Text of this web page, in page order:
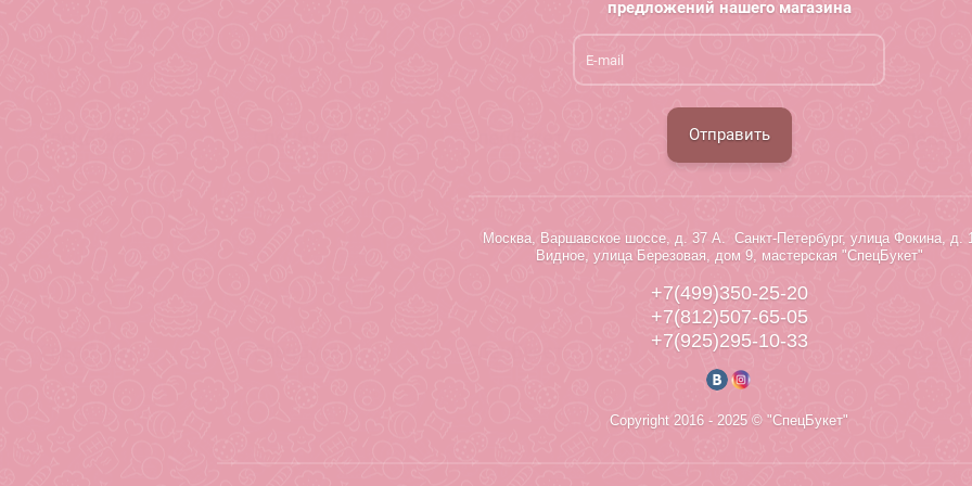
предложений нашего магазина
Отправить
Москва, Варшавское шоссе, д. 37 А. Санкт-Петербург, улица Фокина, д.
Видное, улица Березовая, дом 9, мастерская "СпецБукет"
+7(499)350-25-20
+7(812)507-65-05
+7(925)295-10-33
Copyright 2016 - 2025 © "СпецБукет"